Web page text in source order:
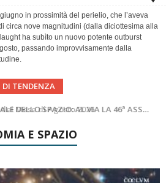
in prossimità del perielio, che l’aveva
circa nove magnitudini (dalla diciottesima alla
ha subìto un nuovo potente outburst
passando improvvisamente dalla
DI TENDENZA
di Agosto 2026
del mese – Agosto 2026
E SPAZIO